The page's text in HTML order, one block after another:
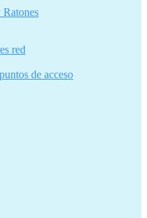
Ratones
red
de acceso